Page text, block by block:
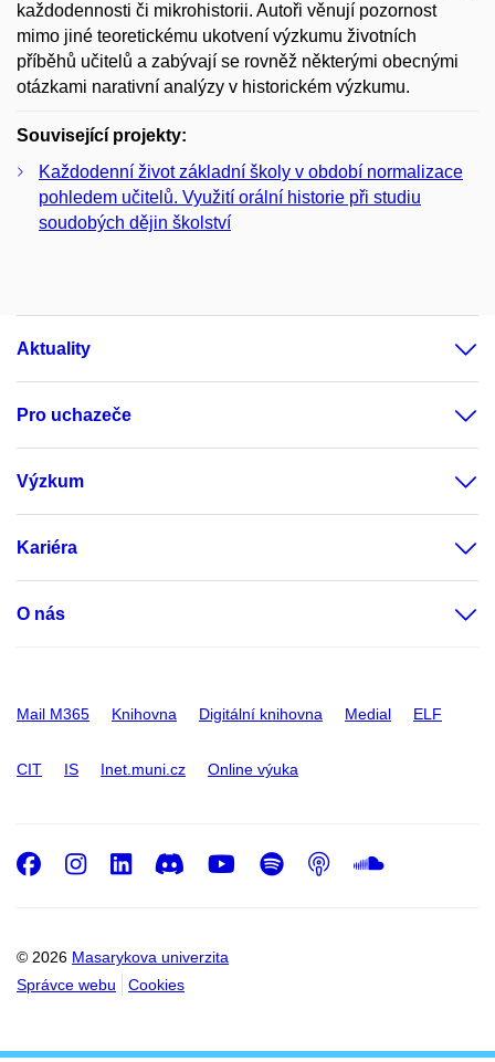
každodennosti či mikrohistorii. Autoři věnují pozornost
mimo jiné teoretickému ukotvení výzkumu životních
příběhů učitelů a zabývají se rovněž některými obecnými
otázkami narativní analýzy v historickém výzkumu.
Související projekty:
Každodenní život základní školy v období normalizace
pohledem učitelů. Využití orální historie při studiu
soudobých dějin školství
Aktuality
Pro uchazeče
Výzkum
Kariéra
O nás
Mail M365 Knihovna Digitální knihovna Medial ELF
CIT IS Inet.muni.cz Online výuka
© 2026 Masarykova univerzita
Správce webu
Cookies
Facebook
Instagram
LinkedIn
DiscordYoutube
Spotify
Podcast